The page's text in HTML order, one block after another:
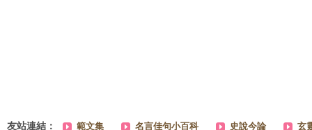
友站連結： 範文集 名言佳句小百科 史說今論 玄